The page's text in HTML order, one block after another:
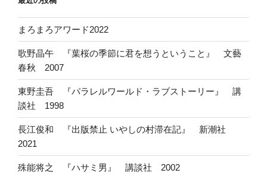
まろまろアワード2022
歌野晶午 『葉桜の季節に君を想うということ』 文藝
春秋 2007
東野圭吾 『パラレルワールド・ラブストーリー』 講
談社 1998
長江俊和 『出版禁止 いやしの村滞在記』 新潮社
2021
殊能将之 『ハサミ男』 講談社 2002